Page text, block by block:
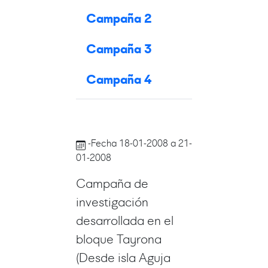
Campaña 2
Campaña 3
Campaña 4
-Fecha 18-01-2008 a 21-
01-2008
Campaña de
investigación
desarrollada en el
bloque Tayrona
(Desde isla Aguja